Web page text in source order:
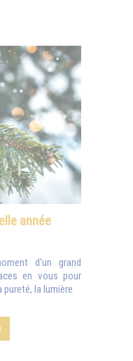
année
d'un grand
en vous pour
la lumière